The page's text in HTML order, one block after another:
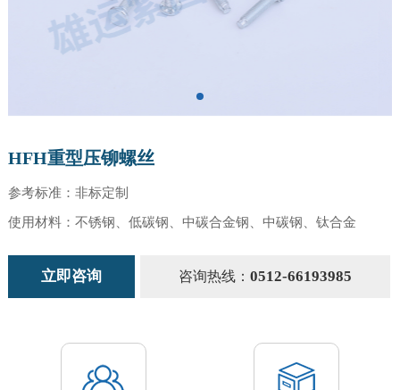
HFH重型压铆螺丝
参考标准：非标定制
使用材料：不锈钢、低碳钢、中碳合金钢、中碳钢、钛合金
立即咨询 咨询热线：0512-66193985